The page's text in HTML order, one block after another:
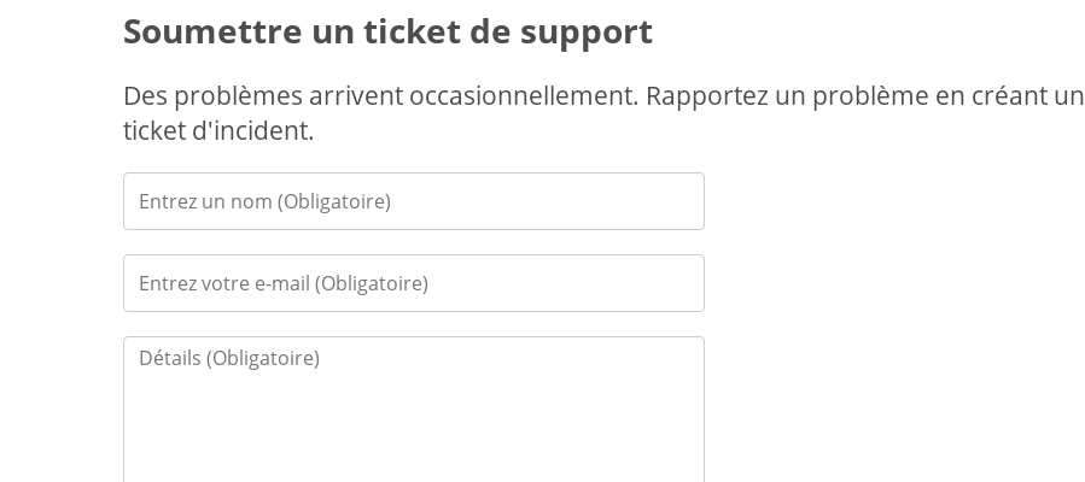
Soumettre un ticket de support
Des problèmes arrivent occasionnellement. Rapportez un problème en créant un
ticket d'incident.